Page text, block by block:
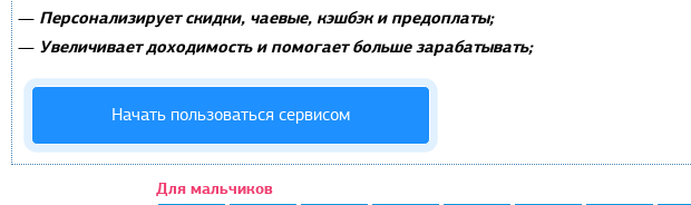
— Персонализирует скидки, чаевые, кэшбэк и предоплаты;
— Увеличивает доходимость и помогает больше зарабатывать;
Начать пользоваться сервисом
Для мальчиков